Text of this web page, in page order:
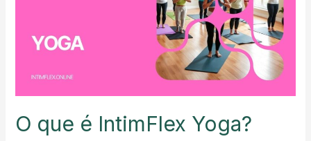
O que é IntimFlex Yoga?